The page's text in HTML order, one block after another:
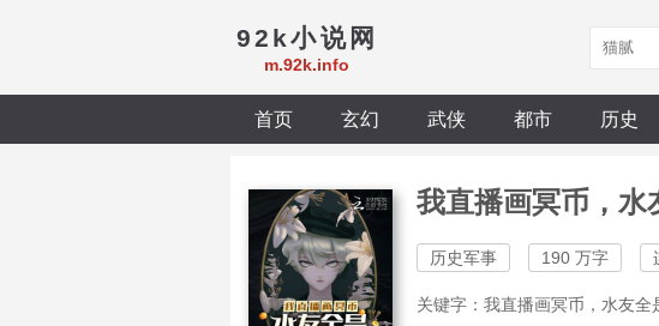
92k小说网
m.92k.info
首页 玄幻 武侠 都市 历史
我直播画冥币，水
历史军事 190 万字
关键字：我直播画冥币，水友全